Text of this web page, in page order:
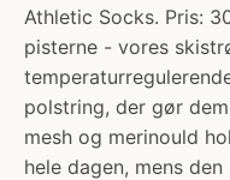
Athletic Socks. Pris:
pisterne - vores
polstring, der gør
mesh og merinould
hele dagen, mens